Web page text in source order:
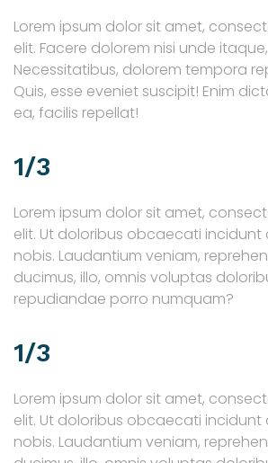
Lorem ipsum dolor sit amet,
elit. Facere dolorem nisi unde
Necessitatibus, dolorem tempora
Quis, esse eveniet suscipit! Enim
ea, facilis repellat!
1/3
Lorem ipsum dolor sit amet,
elit. Ut doloribus obcaecati incidunt
nobis. Laudantium veniam,
ducimus, illo, omnis voluptas
repudiandae porro numquam?
1/3
Lorem ipsum dolor sit amet,
elit. Ut doloribus obcaecati incidunt
nobis. Laudantium veniam,